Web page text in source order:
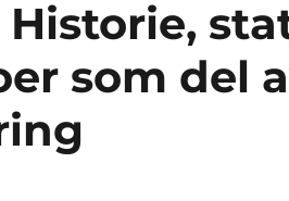
som del